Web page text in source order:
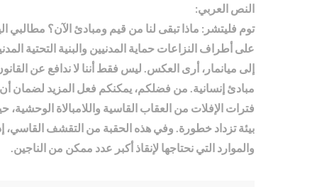
النص العربي:
توم فليتشر: ماذا تبقى لنا من قيم ومبادئ الآن؟
على أطراف النزاعات حماية المدنيين والبنية التحتية
إلى ميانمار، أرى العكس. ليس فقط أننا لا ندافع عن
مبادئ إنسانية. من فضلكم، يمكنكم فعل المزيد لضمان أن
فترات الإفلات من العقاب القاسية واللامبالاة الوحشية،
بيئة تزداد خطورة. وفي هذه الحقبة من التقشف القاسي،
والموارد التي نحتاجها لإنقاذ أكبر عدد ممكن من الناجين.